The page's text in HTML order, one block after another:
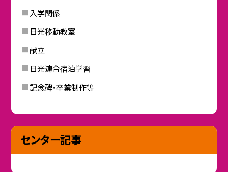
入学関係
日光移動教室
献立
日光連合宿泊学習
記念碑・卒業制作等
センター記事